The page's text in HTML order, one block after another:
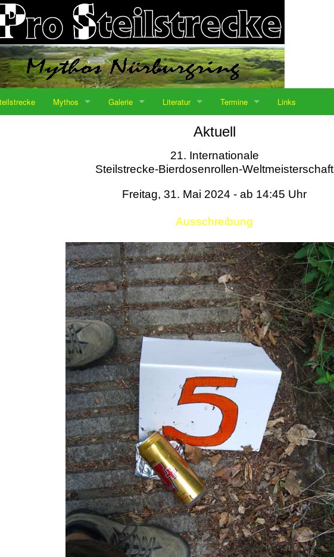
Mythos Galerie Literatur Termine Links
Aktuell
21. Internationale
Steilstrecke-Bierdosenrollen-Weltmeisterschaft
Freitag, 31. Mai 2024 - ab 14:45 Uhr
Ausschreibung